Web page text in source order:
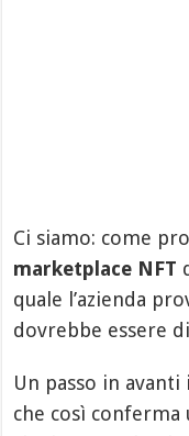
Ci siamo: come
marketplace NFT
quale l’azienda
dovrebbe essere
Un passo in
che così conferma